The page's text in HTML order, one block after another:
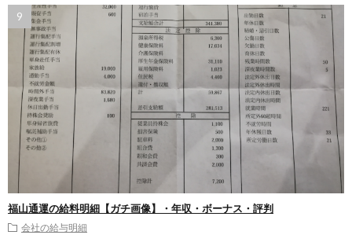
福山通運の給料明細【ガチ画像】・年収・ボーナス・評判
会社の給与明細